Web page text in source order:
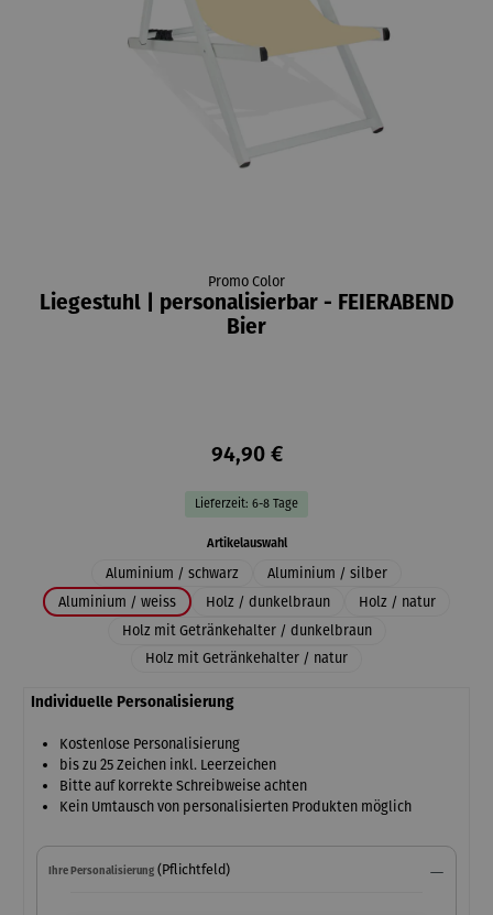
Promo Color
Liegestuhl | personalisierbar - FEIERABEND
Bier
94,90 €
Lieferzeit: 6-8 Tage
Artikelauswahlauswählen
Aluminium / schwarz
Aluminium / silber
Aluminium / weiss
Holz / dunkelbraun
Holz / natur
Holz mit Getränkehalter / dunkelbraun
Holz mit Getränkehalter / natur
Individuelle Personalisierung
Kostenlose Personalisierung
bis zu 25 Zeichen inkl. Leerzeichen
Bitte auf korrekte Schreibweise achten
Kein Umtausch von personalisierten Produkten möglich
Ihre Personalisierung (Pflichtfeld)